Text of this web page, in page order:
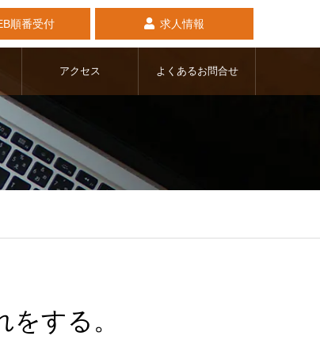
順番受付 求人情報
アクセス よくあるお問合せ
する。